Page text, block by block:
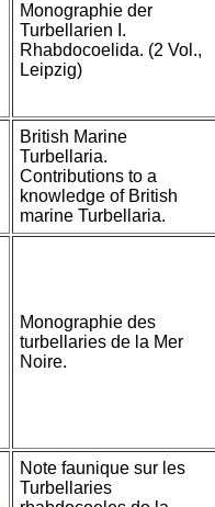
Monographie der
Turbellarien I.
Rhabdocoelida. (2 Vol.,
Leipzig)
British Marine
Turbellaria.
Contributions to a
knowledge of British
marine Turbellaria.
Monographie des
turbellaries de la Mer
Noire.
Note faunique sur les
Turbellaries